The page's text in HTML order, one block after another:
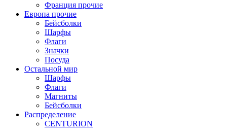
Франция прочие
Европа прочие
Бейсболки
Шарфы
Флаги
Значки
Посуда
Остальной мир
Шарфы
Флаги
Магниты
Бейсболки
Распределение
CENTURION